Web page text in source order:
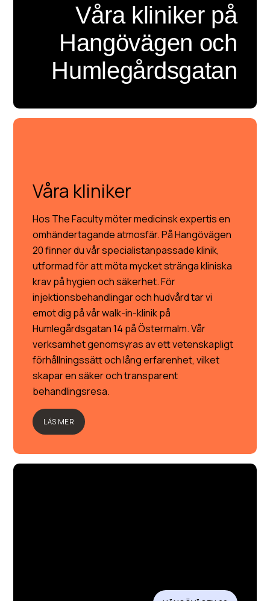
Våra kliniker på
Hangövägen och
Humlegårdsgatan
Våra kliniker
Hos The Faculty möter medicinsk expertis en
omhändertagande atmosfär. På Hangövägen
20 finner du vår specialistanpassade klinik,
utformad för att möta mycket stränga kliniska
krav på hygien och säkerhet. För
injektionsbehandlingar och hudvård tar vi
emot dig på vår walk-in-klinik på
Humlegårdsgatan 14 på Östermalm. Vår
verksamhet genomsyras av ett vetenskapligt
förhållningssätt och lång erfarenhet, vilket
skapar en säker och transparent
behandlingsresa.
LÄS MER